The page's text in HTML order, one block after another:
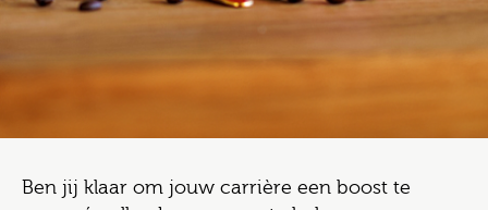
Ben jij klaar om jouw carrière een boost te